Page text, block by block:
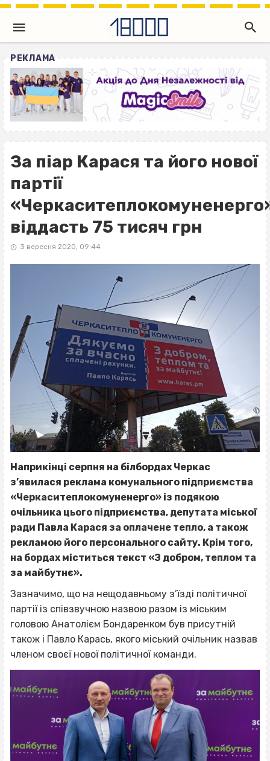
РЕКЛАМА
За піар Карася та його нової
партії
віддасть 75 тисяч грн
3 вересня 2020, 09:44
Наприкінці серпня на білбордах Черкас
з’явилася реклама комунального підприємства
«Черкаситеплокомуненерго» із подякою
очільника цього підприємства, депутата міської
ради Павла Карася за оплачене тепло, а також
рекламою його персонального сайту. Крім того,
на бордах міститься текст «З добром, теплом та
за майбутнє».
Зазначимо, що на нещодавньому з’їзді політичної
партії із співзвучною назвою разом із міським
головою Анатолієм Бондаренком був присутній
також і Павло Карась, якого міський очільник назвав
членом своєї нової політичної команди.